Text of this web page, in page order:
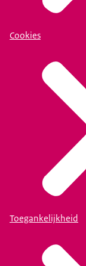
Cookies
Toegankelijkheid